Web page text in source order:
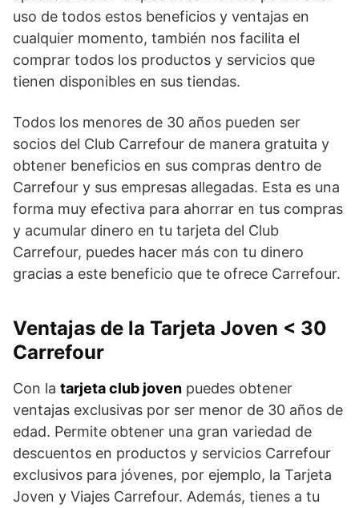
uso de todos estos beneficios y ventajas en
cualquier momento, también nos facilita el
comprar todos los productos y servicios que
tienen disponibles en sus tiendas.
Todos los menores de 30 años pueden ser
socios del Club Carrefour de manera gratuita y
obtener beneficios en sus compras dentro de
Carrefour y sus empresas allegadas. Esta es una
forma muy efectiva para ahorrar en tus compras
y acumular dinero en tu tarjeta del Club
Carrefour, puedes hacer más con tu dinero
gracias a este beneficio que te ofrece Carrefour.
Ventajas de la Tarjeta Joven < 30
Carrefour
Con la tarjeta club joven puedes obtener
ventajas exclusivas por ser menor de 30 años de
edad. Permite obtener una gran variedad de
descuentos en productos y servicios Carrefour
exclusivos para jóvenes, por ejemplo, la Tarjeta
Joven y Viajes Carrefour. Además, tienes a tu